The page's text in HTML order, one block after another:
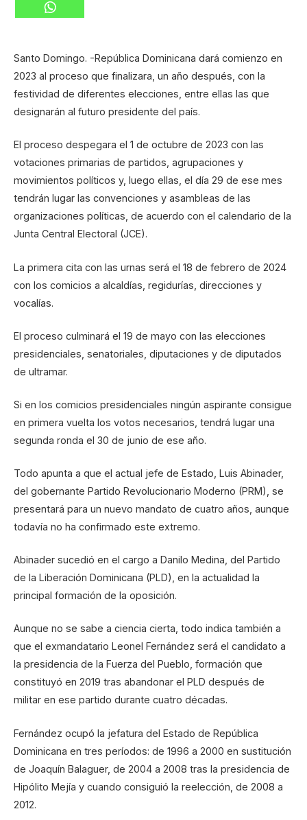
Santo Domingo. -República Dominicana dará comienzo en
2023 al proceso que finalizara, un año después, con la
festividad de diferentes elecciones, entre ellas las que
designarán al futuro presidente del país.
El proceso despegara el 1 de octubre de 2023 con las
votaciones primarias de partidos, agrupaciones y
movimientos políticos y, luego ellas, el día 29 de ese mes
tendrán lugar las convenciones y asambleas de las
organizaciones políticas, de acuerdo con el calendario de la
Junta Central Electoral (JCE).
La primera cita con las urnas será el 18 de febrero de 2024
con los comicios a alcaldías, regidurías, direcciones y
vocalías.
El proceso culminará el 19 de mayo con las elecciones
presidenciales, senatoriales, diputaciones y de diputados
de ultramar.
Si en los comicios presidenciales ningún aspirante consigue
en primera vuelta los votos necesarios, tendrá lugar una
segunda ronda el 30 de junio de ese año.
Todo apunta a que el actual jefe de Estado, Luis Abinader,
del gobernante Partido Revolucionario Moderno (PRM), se
presentará para un nuevo mandato de cuatro años, aunque
todavía no ha confirmado este extremo.
Abinader sucedió en el cargo a Danilo Medina, del Partido
de la Liberación Dominicana (PLD), en la actualidad la
principal formación de la oposición.
Aunque no se sabe a ciencia cierta, todo indica también a
que el exmandatario Leonel Fernández será el candidato a
la presidencia de la Fuerza del Pueblo, formación que
constituyó en 2019 tras abandonar el PLD después de
militar en ese partido durante cuatro décadas.
Fernández ocupó la jefatura del Estado de República
Dominicana en tres períodos: de 1996 a 2000 en sustitución
de Joaquín Balaguer, de 2004 a 2008 tras la presidencia de
Hipólito Mejía y cuando consiguió la reelección, de 2008 a
2012.